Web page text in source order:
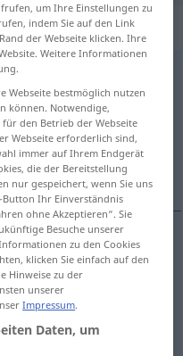
antippen)
dæma
um Ihre Einstellungen zu
indem Sie auf den Link
der Webseite klicken. Ihre
Weitere Informationen
Webseite bestmöglich nutzen
können. Notwendige,
den Betrieb der Webseite
Webseite erforderlich sind,
immer auf Ihrem Endgerät
die der Bereitstellung
nur gespeichert, wenn Sie uns
Button Ihr Einverständnis
ohne Akzeptieren“. Sie
Besuche unserer
zu den Cookies
klicken Sie einfach auf den
Hinweise zu der
unserer
Impressum.
Daten, um